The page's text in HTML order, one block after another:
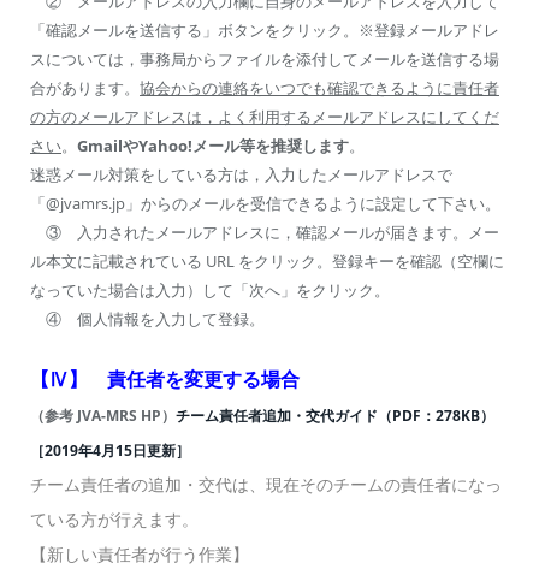
「確認メールを送信する」ボタンをクリック。※登録メールアドレ
スについては，事務局からファイルを添付してメールを送信する場
合があります。 協会からの連絡をいつでも確認できるように責任者
の方のメールアドレスは，よく利用するメールアドレスにしてくだ
さい。 GmailやYahoo! メール等を推奨します。
迷惑メール対策をしている方は，入力したメールアドレスで
「@jvamrs.jp」からのメールを受信できるように設定して下さい。
③ 入力されたメールアドレスに，確認メールが届きます。メー
ル本文に記載されている URL をクリック。登録キーを確認（空欄に
なっていた場合は入力）して「次へ」をクリック。
④ 個人情報を入力して登録。
【Ⅳ】 責任者を変更する場合
（参考 JVA-MRS HP） チーム責任者追加・交代ガイド（PDF：278KB）
［2019年4月15日更新］
チーム責任者の追加・交代は、現在そのチームの責任者になっ
ている方が行えます。
【新しい責任者が行う作業】